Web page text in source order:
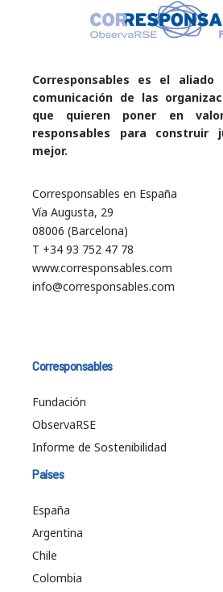
Corresponsables es el
comunicación de las
que quieren poner en
responsables para construir
mejor.
Corresponsables en España
Vía Augusta, 29
08006 (Barcelona)
T +34 93 752 47 78
www.corresponsables.com
info@corresponsables.com
Corresponsables
Fundación
ObservaRSE
Informe de Sostenibilidad
Países
España
Argentina
Chile
Colombia